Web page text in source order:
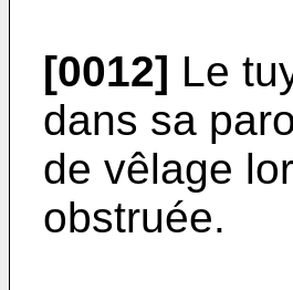
[0012] Le
dans sa
de vêlage
obstruée.